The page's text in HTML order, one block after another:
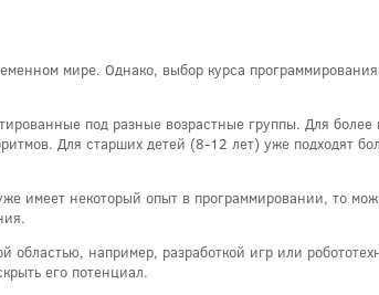
мире. Однако, выбор курса
под разные возрастные группы. Для более
Для старших детей (8-12 лет) уже подходят
имеет некоторый опыт в программировании, то
областью, например, разработкой игр или
его потенциал.